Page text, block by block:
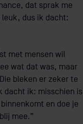
dat sprak me
leuk, dus ik dacht:
met mensen wil
wat dat was, maar
bleken er zeker te
dacht ik: misschien is
en doe je
mee.”